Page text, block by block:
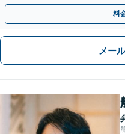
通。お困りの方はすぐにご相談
料
メー